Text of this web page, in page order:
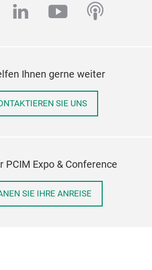
linkedinyoutube
Ihnen gerne weiter
SIE UNS
PCIM Expo & Conference
SIE IHRE ANREISE